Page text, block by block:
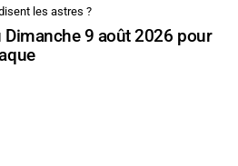
les astres ?
9 août 2026 pour